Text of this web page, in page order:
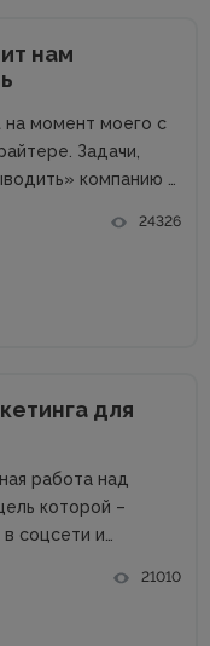
нам
на момент моего с
Задачи,
компанию в
– мне
24326
для
работа над
которой –
соцсети и
А вот как быть
21010